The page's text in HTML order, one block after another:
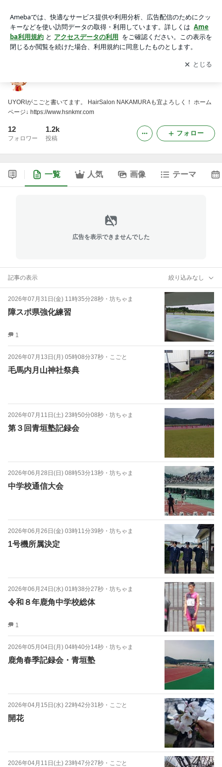
アプリをダウンロードして ブログの更新通知
を受け取りまし
ょう。
開く
UYORIがこごと書いてます。 HairSalon NAKAMURAも宜よろしく！ ホーム
ページ↓ https://www.hsnkmr.com
12
フォロワー
1.2k
投稿
フォロー
一覧 人気 画像 テーマ
広告を表示できませんでした
記事の表示 絞り込みなし
2026年07月31日(金) 11時35分28秒 ・ 坊ちゃま
障スポ県強化練習
1
2026年07月13日(月) 05時08分37秒 ・ こごと
毛馬内月山神社祭典
2026年07月11日(土) 23時50分08秒 ・ 坊ちゃま
第３回青垣塾記録会
2026年06月28日(日) 08時53分13秒 ・ 坊ちゃま
中学校通信大会
2026年06月26日(金) 03時11分39秒 ・ 坊ちゃま
1号機所属決定
2026年06月24日(水) 01時38分27秒 ・ 坊ちゃま
令和８年鹿角中学校総体
1
2026年05月04日(月) 04時40分14秒 ・ 坊ちゃま
鹿角春季記録会・青垣塾
2026年04月15日(水) 22時42分31秒 ・ こごと
開花
2026年04月11日(土) 23時47分27秒 ・ こごと